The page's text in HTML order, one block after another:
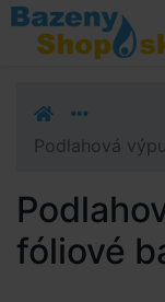
Prejsť k
Prejsť na
Prejsť k
Podlahová
fóliové